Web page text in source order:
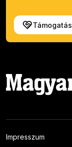
Támogatás
Impresszum